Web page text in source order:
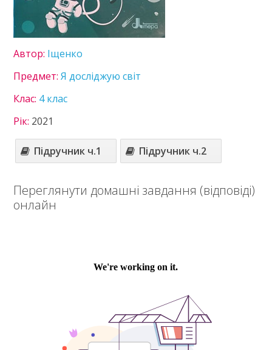
Зв'язок
Політика
Автор: Іщенко
Предмет:Я досліджую світ
Клас: 4 клас
Рік: 2021
Підручник ч.1 Підручник ч.2
Переглянути домашні завдання (відповіді)
онлайн